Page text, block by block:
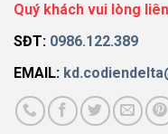
Quý khách vui lòng
SĐT: 0986.122.389
EMAIL: